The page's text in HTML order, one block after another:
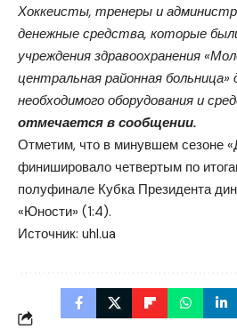
Хоккеисты, тренеры и
денежные средства, которые
учреждения здравоохранения
центральная районная больница»
необходимого оборудования и
отмечается в сообщении.
Отметим, что в минувшем сезоне
финишировало четвертым по
полуфинале Кубка Президента
«Юности» (1:4).
Источник: uhl.ua